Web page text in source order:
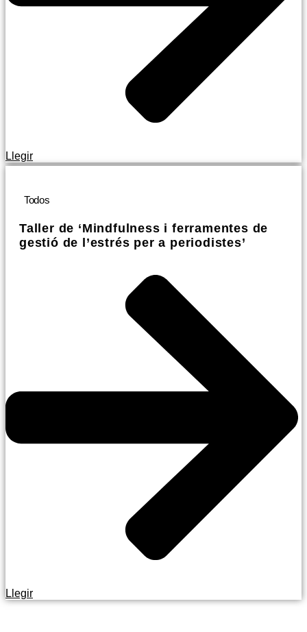
Llegir
Todos
Taller de ‘Mindfulness i ferramentes de
gestió de l’estrés per a periodistes’
Llegir